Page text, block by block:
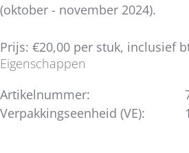
(oktober - november 2024).
Prijs: €20,00 per stuk, inclusief
Eigenschappen
Artikelnummer:
Verpakkingseenheid (VE):